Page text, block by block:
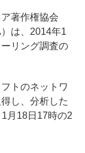
著作権協会
は、2014年1
リング調査の
トのネットワ
し、分析した
月18日17時の2